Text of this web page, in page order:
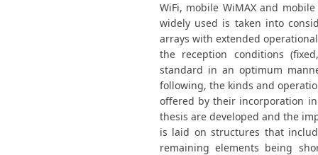
WiFi, mobile WiMAX and
widely used is taken into
arrays with extended
the reception conditions
standard in an optimum
following, the kinds and
offered by their incorporation
thesis are developed and the
is laid on structures that
remaining elements being